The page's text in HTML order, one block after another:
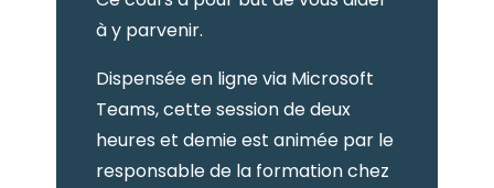
à y parvenir.
Dispensée en ligne via Microsoft
Teams, cette session de deux
heures et demie est animée par le
responsable de la formation chez